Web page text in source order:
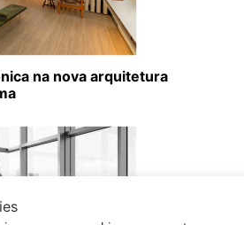
na nova arquitetura